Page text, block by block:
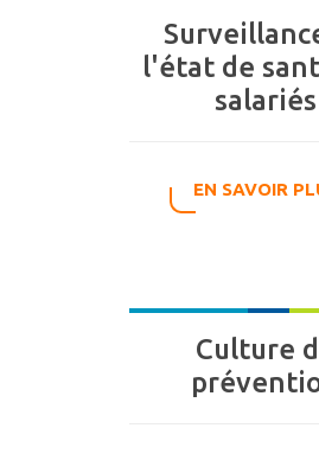
l'état de
salariés
EN SAVOIR
Culture